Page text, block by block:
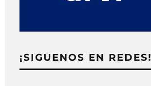
¡SIGUENOS EN REDES!